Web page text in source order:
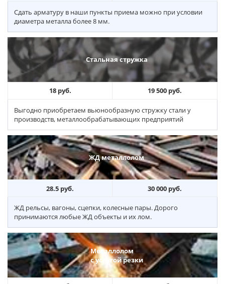
Сдать арматуру в наши пункты приема можно при условии
диаметра металла более 8 мм.
Стальная стружка
18 руб. 19 500 руб.
Выгодно приобретаем вьюнообразную стружку стали у
производств, металлообрабатывающих предприятий
ЖД металлолом
28.5 руб. 30 000 руб.
ЖД рельсы, вагоны, сцепки, колесные пары. Дорого
принимаются любые ЖД объекты и их лом.
Металлолом
с услугой резки